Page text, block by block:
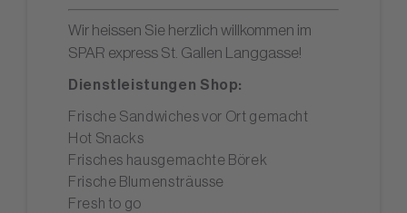
Wir heissen Sie herzlich willkommen im
SPAR express St. Gallen Langgasse!
Dienstleistungen Shop:
Frische Sandwiches vor Ort gemacht
Hot Snacks
Frisches hausgemachte Börek
Frische Blumensträusse
Fresh to go